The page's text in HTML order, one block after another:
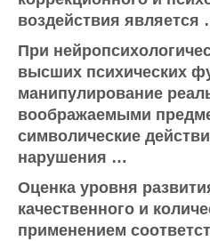
воздействия является
При
высших психических
манипулирование
воображаемыми
символические
нарушения …
Оценка уровня
качественного и
применением